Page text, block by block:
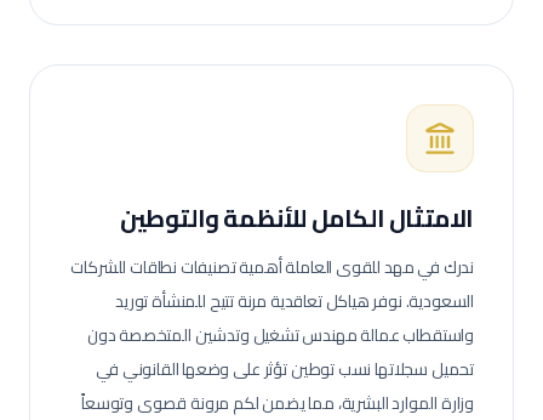
الامتثال الكامل للأنظمة والتوطين
ندرك في مهد للقوى العاملة أهمية تصنيفات نطاقات للشركات
السعودية. نوفر هياكل تعاقدية مرنة تتيح للمنشأة توريد
واستقطاب عمالةمهندس تشغيل وتدشينالمتخصصة دون
تحميل سجلاتها نسب توطين تؤثر على وضعها القانوني في
وزارة الموارد البشرية، مما يضمن لكم مرونة قصوى وتوسعاً